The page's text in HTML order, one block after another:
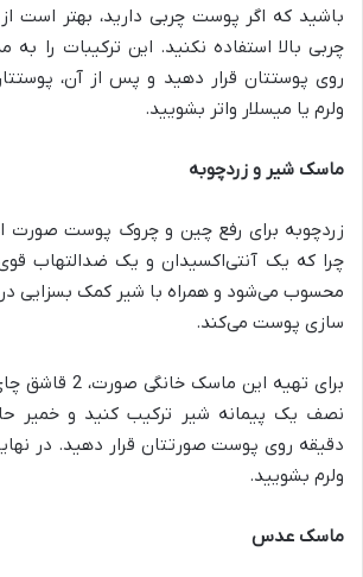
باشید که اگر پوست چربی دارید، بهتر است
روی پوستتان قرار دهید و پس از آن،
ولرم یا میسلار واتر بشویید.
ماسک شیر و زردچوبه
زردچوبه برای رفع چین و چروک پوست صورت
چرا که یک آنتی‌اکسیدان و یک ضدالتهاب
محسوب می‌شود و همراه با شیر کمک بسزایی در
سازی پوست می‌کند.
برای تهیه این
دقیقه روی پوست صورتتان قرار دهید. در
ولرم بشویید.
ماسک عدس